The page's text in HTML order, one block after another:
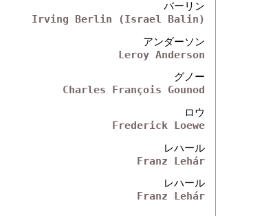
バーリン
Irving Berlin (Israel Balin)
アンダーソン
Leroy Anderson
グノー
Charles François Gounod
ロウ
Frederick Loewe
レハール
Franz Lehár
レハール
Franz Lehár